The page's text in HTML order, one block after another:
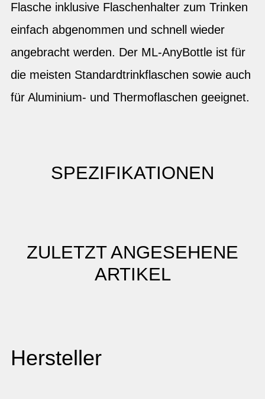
Flasche inklusive Flaschenhalter zum Trinken
einfach abgenommen und schnell wieder
angebracht werden. Der ML-AnyBottle ist für
die meisten Standardtrinkflaschen sowie auch
für Aluminium- und Thermoflaschen geeignet.
SPEZIFIKATIONEN
ZULETZT ANGESEHENE
ARTIKEL
Hersteller